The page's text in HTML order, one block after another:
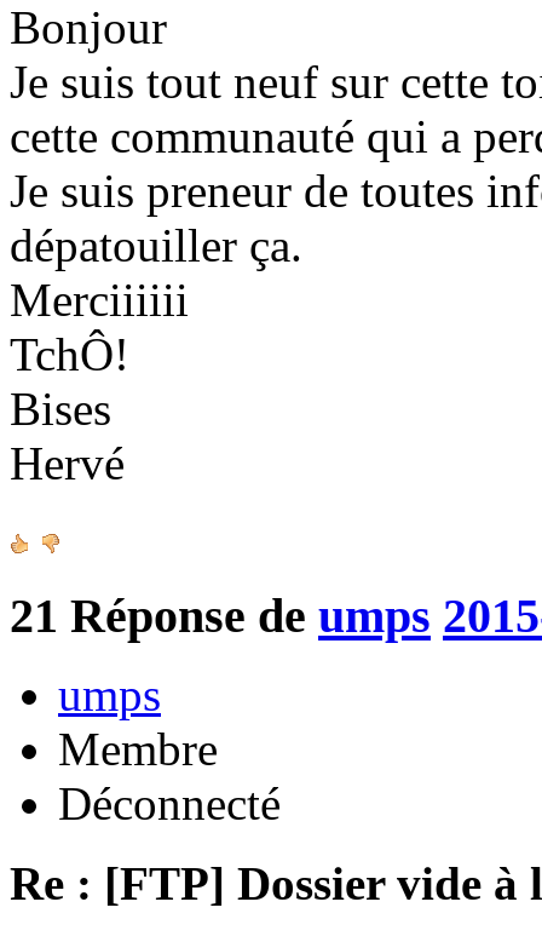
Bonjour
Je suis tout neuf sur cette
cette communauté qui a
Je suis preneur de toutes
dépatouiller ça.
Merciiiiii
TchÔ!
Bises
Hervé
21 Réponse de umps
umps
Membre
Déconnecté
Re : [FTP] Dossier vide à